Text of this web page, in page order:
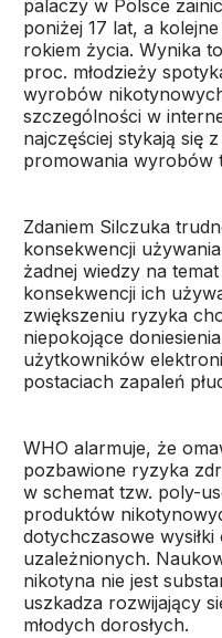
palaczy w Polsce
poniżej 17 lat, a
rokiem życia. Wynika
proc. młodzieży
wyrobów
szczególności w
najczęściej stykają się
promowania wyrobów
Zdaniem Silczuka
konsekwencji
żadnej wiedzy na
konsekwencji ich
zwiększeniu ryzyka
niepokojące
użytkowników
postaciach zapaleń
WHO alarmuje, że
pozbawione ryzyka
w schemat tzw. poly-
produktów
dotychczasowe
uzależnionych.
nikotyna nie jest
uszkadza rozwijający
młodych dorosłych.